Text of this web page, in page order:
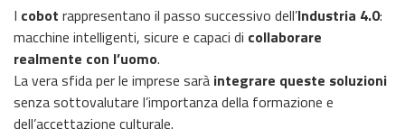
I cobot rappresentano il passo successivo dell’Industria 4.0:
macchine intelligenti, sicure e capaci di collaborare
realmente con l’uomo.
La vera sfida per le imprese sarà integrare queste soluzioni
senza sottovalutare l’importanza della formazione e
dell’accettazione culturale.